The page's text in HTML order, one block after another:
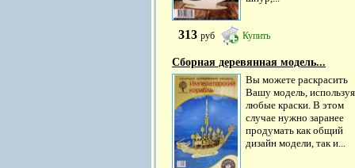
313 руб Купить
Сборная деревянная модель...
Вы можете раскрасить
Вашу модель, используя
любые краски. В этом
случае нужно заранее
продумать как общий
дизайн модели, так и...